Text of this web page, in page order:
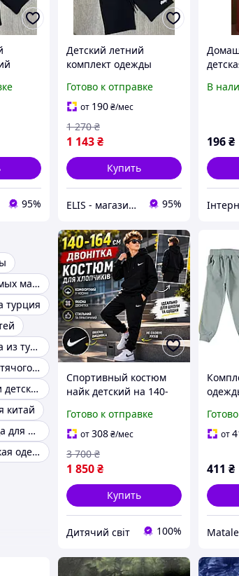
95%
Детский летний
комплект одежды
Готово к отправке
от 190₴/мес
1 143₴
1 270 ₴
Купить
ELIS - магазин спортивной одежды 95%
В
196₴
Одежда для самых маленьких
турция
Детская одежда из турции розница
Розпродажа дитячого одягу
Производители детской одежды
китай
Венгрия одежда для детей
Весенняя детская одежда
Спортивный костюм
найк детский на 140-
мальчика подростка,
детская спортивная
одежда nike для
мальчиков
Готово к отправке
от308₴/мес
1 850₴
3 700 ₴
Купить
Дитячий світ 100%
от
411 ₴